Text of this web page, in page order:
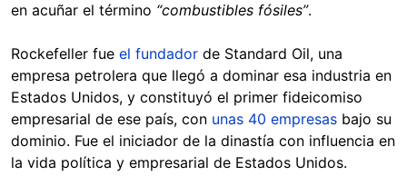
en acuñar el término “combustibles fósiles”.
Rockefeller fue el fundador de Standard Oil, una
empresa petrolera que llegó a dominar esa industria en
Estados Unidos, y constituyó el primer fideicomiso
empresarial de ese país, con unas 40 empresas bajo su
dominio. Fue el iniciador de la dinastía con influencia en
la vida política y empresarial de Estados Unidos.